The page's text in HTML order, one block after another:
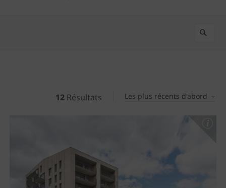
12 Résultats Les plus récents d'abord